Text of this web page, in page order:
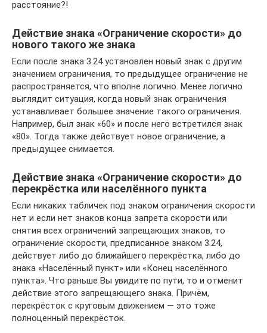
расстояние?!
Действие знака «Ограничение скорости» до
нового такого же знака
Если после знака 3.24 установлен новый знак с другим
значением ограничения, то предыдущее ограничение не
распространяется, что вполне логично. Менее логично
выглядит ситуация, когда новый знак ограничения
устанавливает большее значение такого ограничения.
Например, был знак «60» и после него встретился знак
«80». Тогда также действует новое ограничение, а
предыдущее снимается.
Действие знака «Ограничение скорости» до
перекрёстка или населённого пункта
Если никаких табличек под знаком ограничения скорости
нет и если нет знаков конца запрета скорости или
снятия всех ограничений запрещающих знаков, то
ограничение скорости, предписанное знаком 3.24,
действует либо до ближайшего перекрёстка, либо до
знака «Населённый пункт» или «Конец населённого
пункта». Что раньше Вы увидите по пути, то и отменит
действие этого запрещающего знака. Причём,
перекрёсток с круговым движением — это тоже
полноценный перекрёсток.